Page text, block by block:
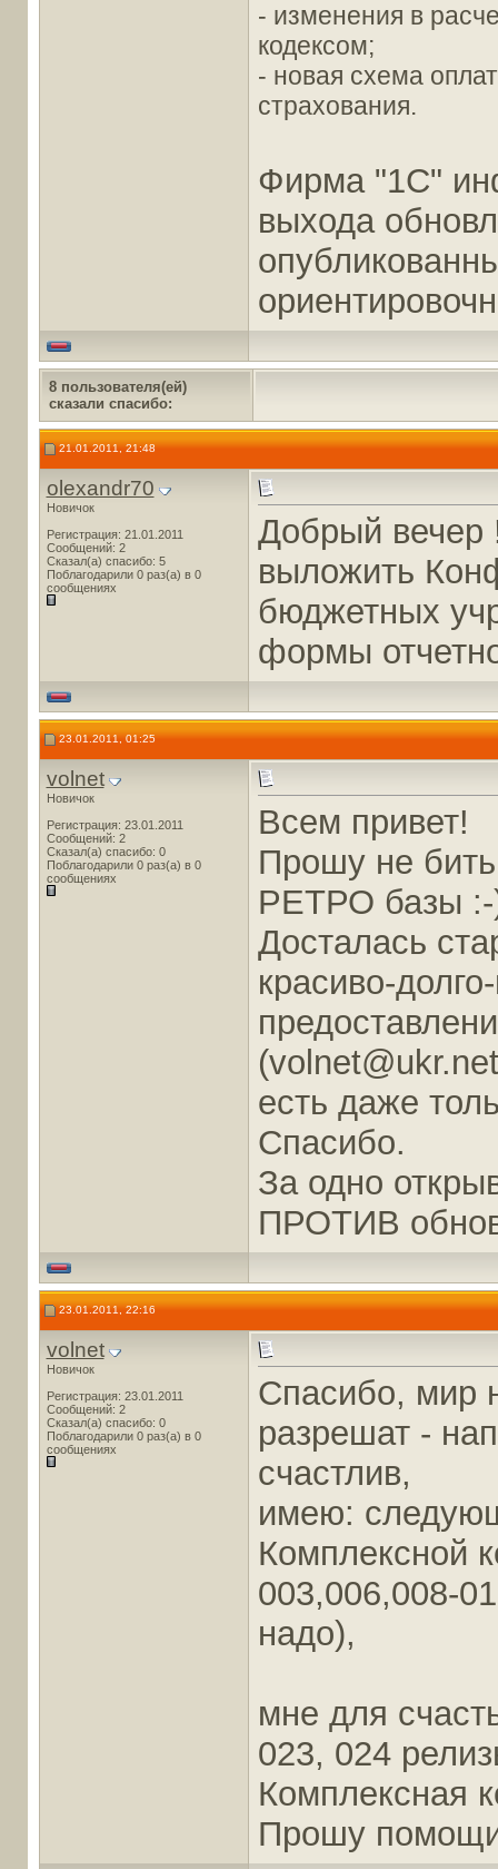
- изменения в
кодексом;
- новая схема
страхования.
Фирма "1С"
выхода
8 пользователя(ей)
сказали cпасибо:
21.01.2011, 21:48
olexandr70
Новичок
Регистрация: 21.01.2011
Сообщений: 2
Сказал(а) спасибо: 5
Поблагодарили 0 раз(а) в 0
сообщениях
Добрый вечер
выложить
бюджетных
формы
23.01.2011, 01:25
volnet
Новичок
Регистрация: 23.01.2011
Сообщений: 2
Сказал(а) спасибо: 0
Поблагодарили 0 раз(а) в 0
сообщениях
Всем привет!
Прошу не
РЕТРО базы
Досталась
красиво-
есть даже
Спасибо.
За одно
ПРОТИВ
23.01.2011, 22:16
volnet
Новичок
Регистрация: 23.01.2011
Сообщений: 2
Сказал(а) спасибо: 0
Поблагодарили 0 раз(а) в 0
сообщениях
Спасибо, мир
разрешат -
счастлив,
имею:
Комплексной
003,006,008-
надо),
мне для
023, 024
Комплексная
Прошу